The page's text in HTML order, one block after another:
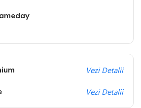
Vezi Detalii
Vezi Detalii